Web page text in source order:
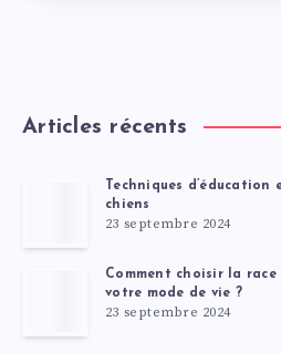
Articles récents
Techniques
chiens
23 septembre 2024
Comment choisir la
votre mode de vie ?
23 septembre 2024